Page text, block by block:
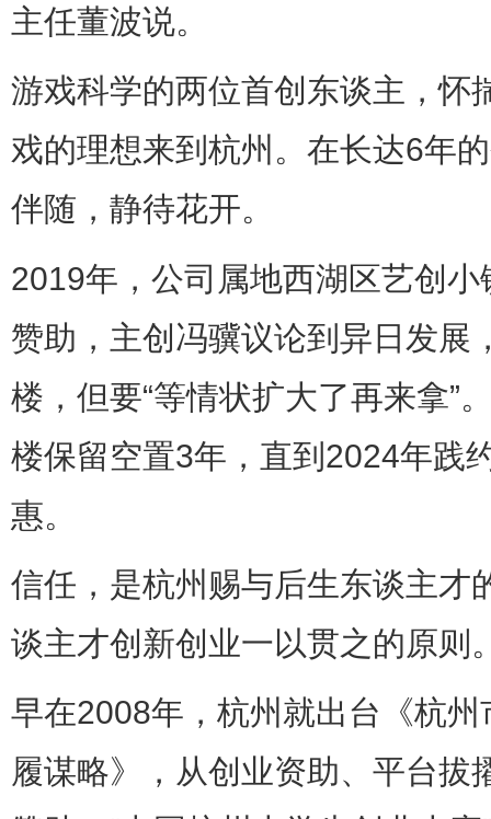
主任董波说。
游戏科学的两位首创东谈主，怀
戏的理想来到杭州。在长达6年
伴随，静待花开。
2019年，公司属地西湖区艺创
赞助，主创冯骥议论到异日发展
楼，但要“等情状扩大了再来拿”
楼保留空置3年，直到2024年践
惠。
信任，是杭州赐与后生东谈主才
谈主才创新创业一以贯之的原则
早在2008年，杭州就出台《杭
履谋略》，从创业资助、平台拔